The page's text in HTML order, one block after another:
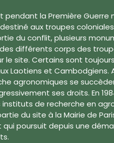
pendant la Première Guerre
aux troupes
du conflit, plusieurs
différents corps des
le site. Certains sont
Laotiens et Cambodgiens.
agronomiques se
ses droits. En
instituts de recherche en
du site à la Mairie de
qui poursuit depuis une